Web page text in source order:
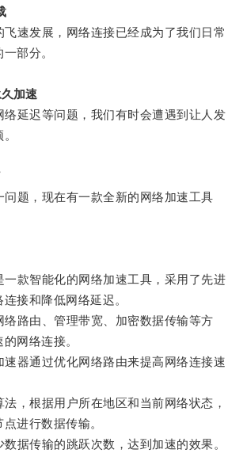
发展，网络连接已经成为了我们日常
部分。
加速
延迟等问题，我们有时会遭遇到让人发
题，现在有一款全新的网络加速工具
款智能化的网络加速工具，采用了先进
接和降低网络延迟。
路由、管理带宽、加密数据传输等方
网络连接。
通过优化网络路由来提高网络连接速
根据用户所在地区和当前网络状态，
进行数据传输。
传输的跳跃次数，达到加速的效果。